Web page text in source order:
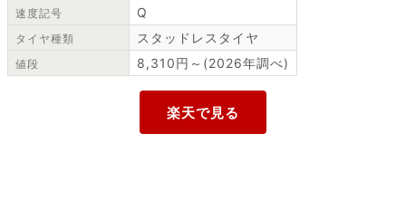
速度記号 Q
タイヤ種類 スタッドレスタイヤ
値段 8,310円～(2026年調べ)